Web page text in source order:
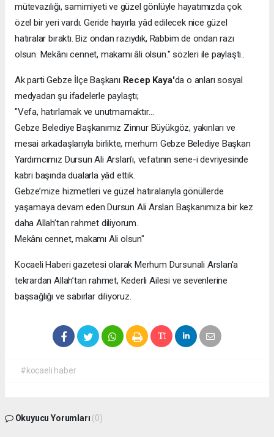
mütevazılığı, samimiyeti ve güzel gönlüyle hayatımızda çok
özel bir yeri vardı. Geride hayırla yâd edilecek nice güzel
hatıralar bıraktı. Biz ondan razıydık, Rabbim de ondan razı
olsun. Mekânı cennet, makamı âli olsun." sözleri ile paylaştı..
Ak parti Gebze İlçe Başkanı Recep Kaya'da o anları sosyal
medyadan şu ifadelerle paylaştı;
"Vefa, hatırlamak ve unutmamaktır…
Gebze Belediye Başkanımız Zinnur Büyükgöz, yakınları ve
mesai arkadaşlarıyla birlikte, merhum Gebze Belediye Başkan
Yardımcımız Dursun Ali Arslan’ı, vefatının sene-i devriyesinde
kabri başında dualarla yâd ettik.
Gebze’mize hizmetleri ve güzel hatıralarıyla gönüllerde
yaşamaya devam eden Dursun Ali Arslan Başkanımıza bir kez
daha Allah’tan rahmet diliyorum.
Mekânı cennet, makamı Ali olsun"
Kocaeli Haberi gazetesi olarak Merhum Dursunali Arslan'a
tekrardan Allah’tan rahmet, Kederli Ailesi ve sevenlerine
başsağlığı ve sabırlar diliyoruz.
#kocaeli haber
Okuyucu Yorumları (0)